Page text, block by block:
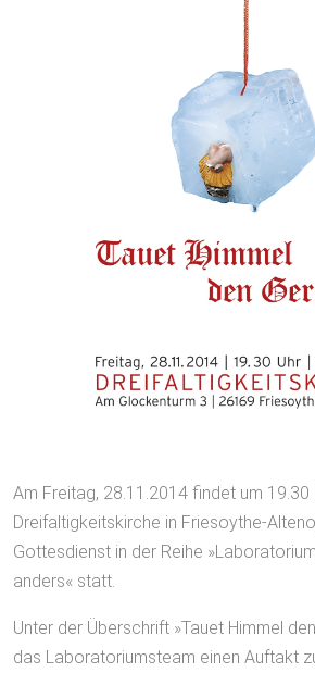
Am Freitag, 28.11.2014 findet um 19.30
Dreifaltigkeitskirche in Friesoythe-
Gottesdienst in der Reihe
anders« statt.
Unter der Überschrift »Tauet Himmel
das Laboratoriumsteam einen Auftakt